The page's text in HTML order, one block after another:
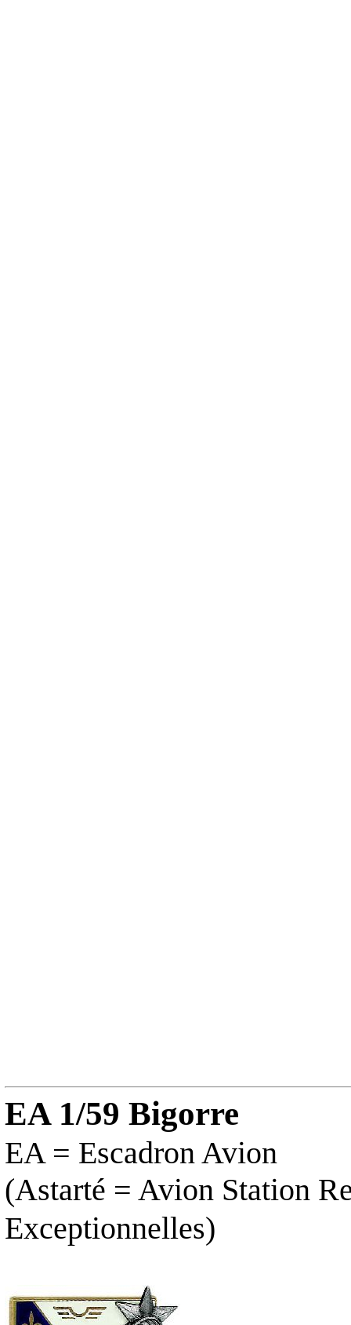
EA 1/59 Bigorre
EA = EscadronAvion
(Astarté = Avion Station
Exceptionnelles)